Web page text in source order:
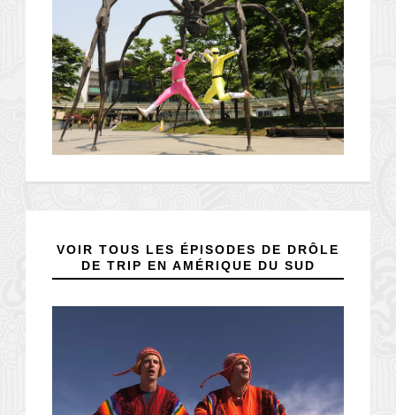
VOIR TOUS LES ÉPISODES DE DRÔLE
DE TRIP EN AMÉRIQUE DU SUD